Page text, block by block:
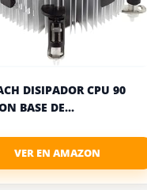
DISIPADOR CPU 90
BASE DE...